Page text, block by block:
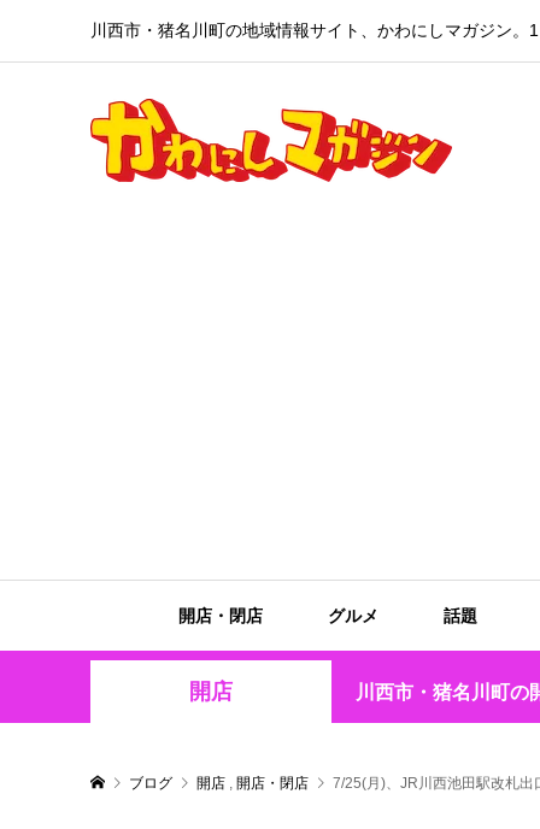
川西市・猪名川町の地域情報サイト、かわにしマガジン。1
開店・閉店 グルメ 話題
開店 川西市・猪名川町の
ブログ 開店 , 開店・閉店 7/25(月)、JR川西池田駅改札出